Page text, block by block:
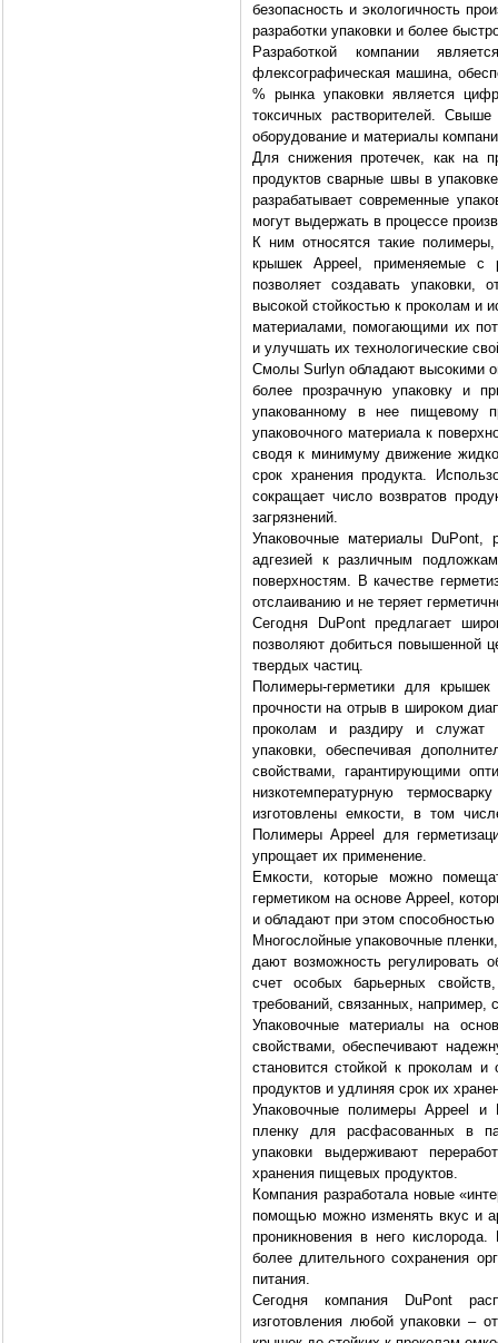
безопасность и экологичность
разработки упаковки и более
Разработкой компании
флексографическая машина,
% рынка упаковки является
токсичных растворителей.
оборудование и материалы
Для снижения протечек, как на
продуктов сварные швы в
разрабатывает современные
могут выдержать в процессе
К ним относятся такие
крышек Appeel, применяемые с
позволяет создавать
высокой стойкостью к проколам и
материалами, помогающими их
и улучшать их технологические
Смолы Surlyn обладают высокими
более прозрачную упаковку и
упакованному в нее пищевому
упаковочного материала к
сводя к минимуму движение
срок хранения продукта.
сокращает число возвратов
загрязнений.
Упаковочные материалы DuPont,
адгезией к различным
поверхностям. В качестве
отслаиванию и не теряет
Сегодня DuPont предлагает
позволяют добиться повышенной
твердых частиц.
Полимеры-герметики для
прочности на отрыв в широком
проколам и раздиру и служат
упаковки, обеспечивая
свойствами, гарантирующими
низкотемпературную
изготовлены емкости, в том
Полимеры Appeel для
упрощает их применение.
Емкости, которые можно
герметиком на основе Appeel,
и обладают при этом
Многослойные упаковочные
дают возможность регулировать
счет особых барьерных
требований, связанных, например,
Упаковочные материалы на
свойствами, обеспечивают
становится стойкой к проколам
продуктов и удлиняя срок их
Упаковочные полимеры Appeel и
пленку для расфасованных в
упаковки выдерживают
хранения пищевых продуктов.
Компания разработала новые
помощью можно изменять вкус и
проникновения в него
более длительного сохранения
питания.
Сегодня компания DuPont
изготовления любой упаковки –